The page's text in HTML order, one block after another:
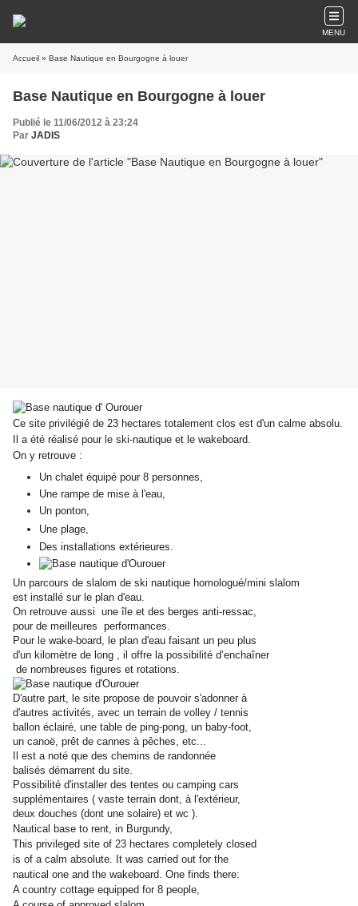
MENU
Accueil » Base Nautique en Bourgogne à louer
Base Nautique en Bourgogne à louer
Publié le 11/06/2012 à 23:24
Par JADIS
Ce site privilégié de 23 hectares totalement clos est d'un calme absolu.
Il a été réalisé pour le ski-nautique et le wakeboard.
On y retrouve :
Un chalet équipé pour 8 personnes,
Une rampe de mise à l'eau,
Un ponton,
Une plage,
Des installations extérieures.
Un parcours de slalom de ski nautique homologué/mini slalom
est installé sur le plan d'eau.
On retrouve aussi une île et des berges anti-ressac,
pour de meilleures performances.
Pour le wake-board, le plan d'eau faisant un peu plus
d'un kilomètre de long , il offre la possibilité d’enchaîner
de nombreuses figures et rotations.
D'autre part, le site propose de pouvoir s'adonner à
d'autres activités, avec un terrain de volley / tennis
ballon éclairé, une table de ping-pong, un baby-foot,
un canoë, prêt de cannes à pêches, etc...
Il est a noté que des chemins de randonnée
balisés démarrent du site.
Possibilité d'installer des tentes ou camping cars
supplémentaires ( vaste terrain dont, à l'extérieur,
deux douches (dont une solaire) et wc ).
Nautical base to rent, in Burgundy,
This privileged site of 23 hectares completely closed
is of a calm absolute. It was carried out for the
nautical one and the wakeboard. One finds there:
A country cottage equipped for 8 people,